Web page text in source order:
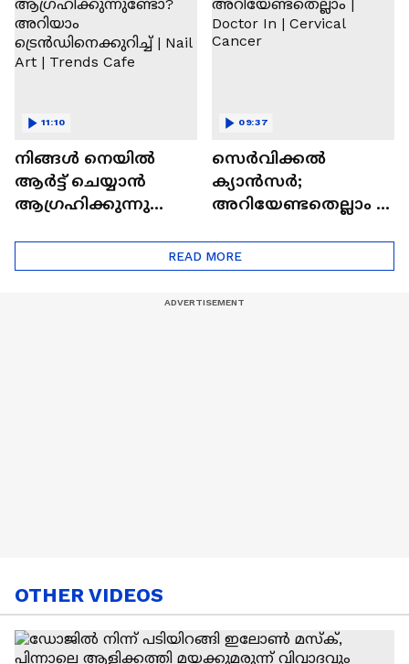
നിങ്ങൾ നെയിൽ
ആർട്ട് ചെയ്യാൻ
ആഗ്രഹിക്കുന്നുണ്ടോ
ട്രെൻഡിനെക്കുറിച്ച് |
Nail Art | Trends Cafe
11:10
സെർവിക്കൽ
ക്യാൻസർ;
അറിയേണ്ടതെല്ലാം |
Cancer
09:37
READ MORE
OTHER VIDEOS